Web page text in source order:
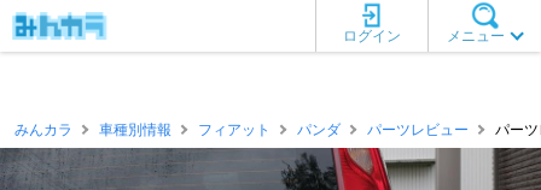
メニュー
ログイン
みんカラ 車種別情報 フィアット パンダ パーツレビュー パー